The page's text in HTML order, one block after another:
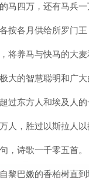
马四万，还有马兵一
按各月供给所罗门
将养马与快马的大麦
大的智慧聪明和广大
过东方人和埃及人的
人，胜过以斯拉人
，诗歌一千零五首。
黎巴嫩的香柏树直